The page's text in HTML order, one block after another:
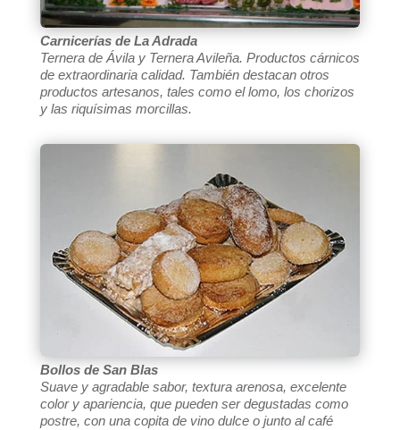
Carnicerías de La Adrada
Ternera de Ávila y Ternera Avileña. Productos cárnicos
de extraordinaria calidad. También destacan otros
productos artesanos, tales como el lomo, los chorizos
y las riquísimas morcillas.
Bollos de San Blas
Suave y agradable sabor, textura arenosa, excelente
color y apariencia, que pueden ser degustadas como
postre, con una copita de vino dulce o junto al café